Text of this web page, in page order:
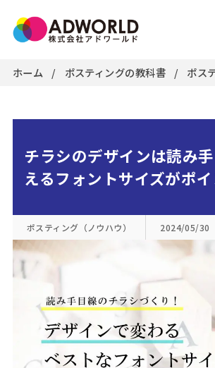
ホーム ポスティングの教科書 ポス
チラシのデザインは読み
えるフォントサイズがポ
ポスティング（ノウハウ） 2024/05/30